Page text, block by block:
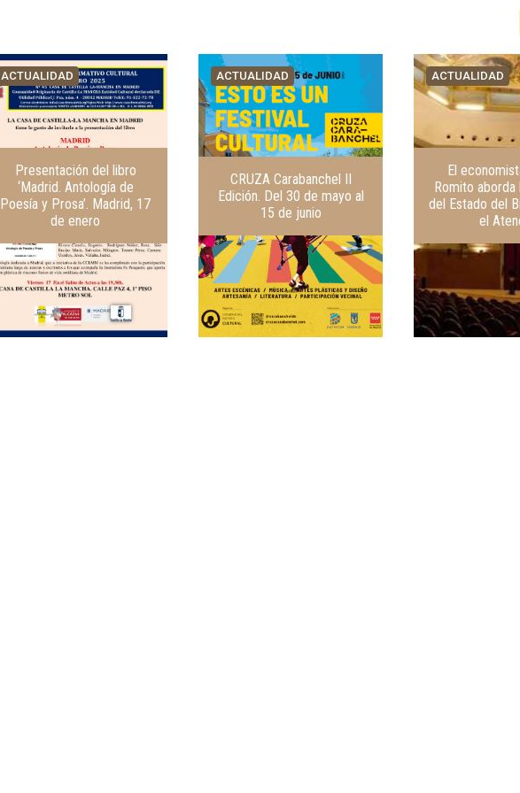
ACTUALIDAD
Presentación del libro
‘Madrid. Antología de
Poesía y Prosa’. Madrid, 17
de enero
ACTUALIDAD
CRUZA Carabanchel II
Edición. Del 30 de mayo al
15 de junio
ACTUALIDAD
El
Romito aborda
del Estado del
el